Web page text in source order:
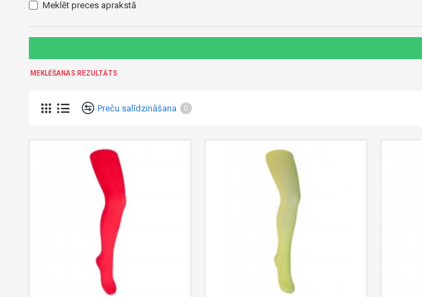
Meklēt preces aprakstā
MEKLĒŠANAS REZULTĀTS
Preču salīdzināšana 0